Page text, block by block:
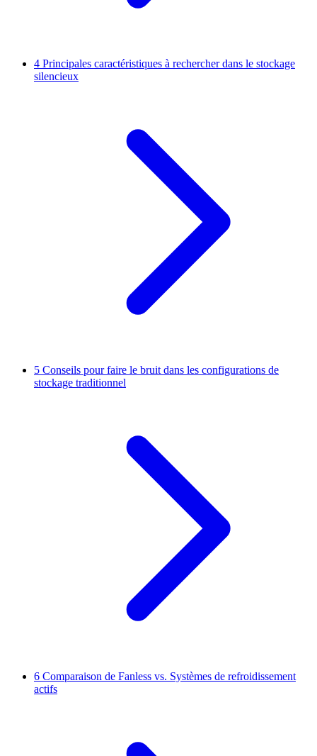
4 Principales caractéristiques à rechercher dans le stockage
silencieux
5 Conseils pour faire le bruit dans les configurations de
stockage traditionnel
6 Comparaison de Fanless vs. Systèmes de refroidissement
actifs